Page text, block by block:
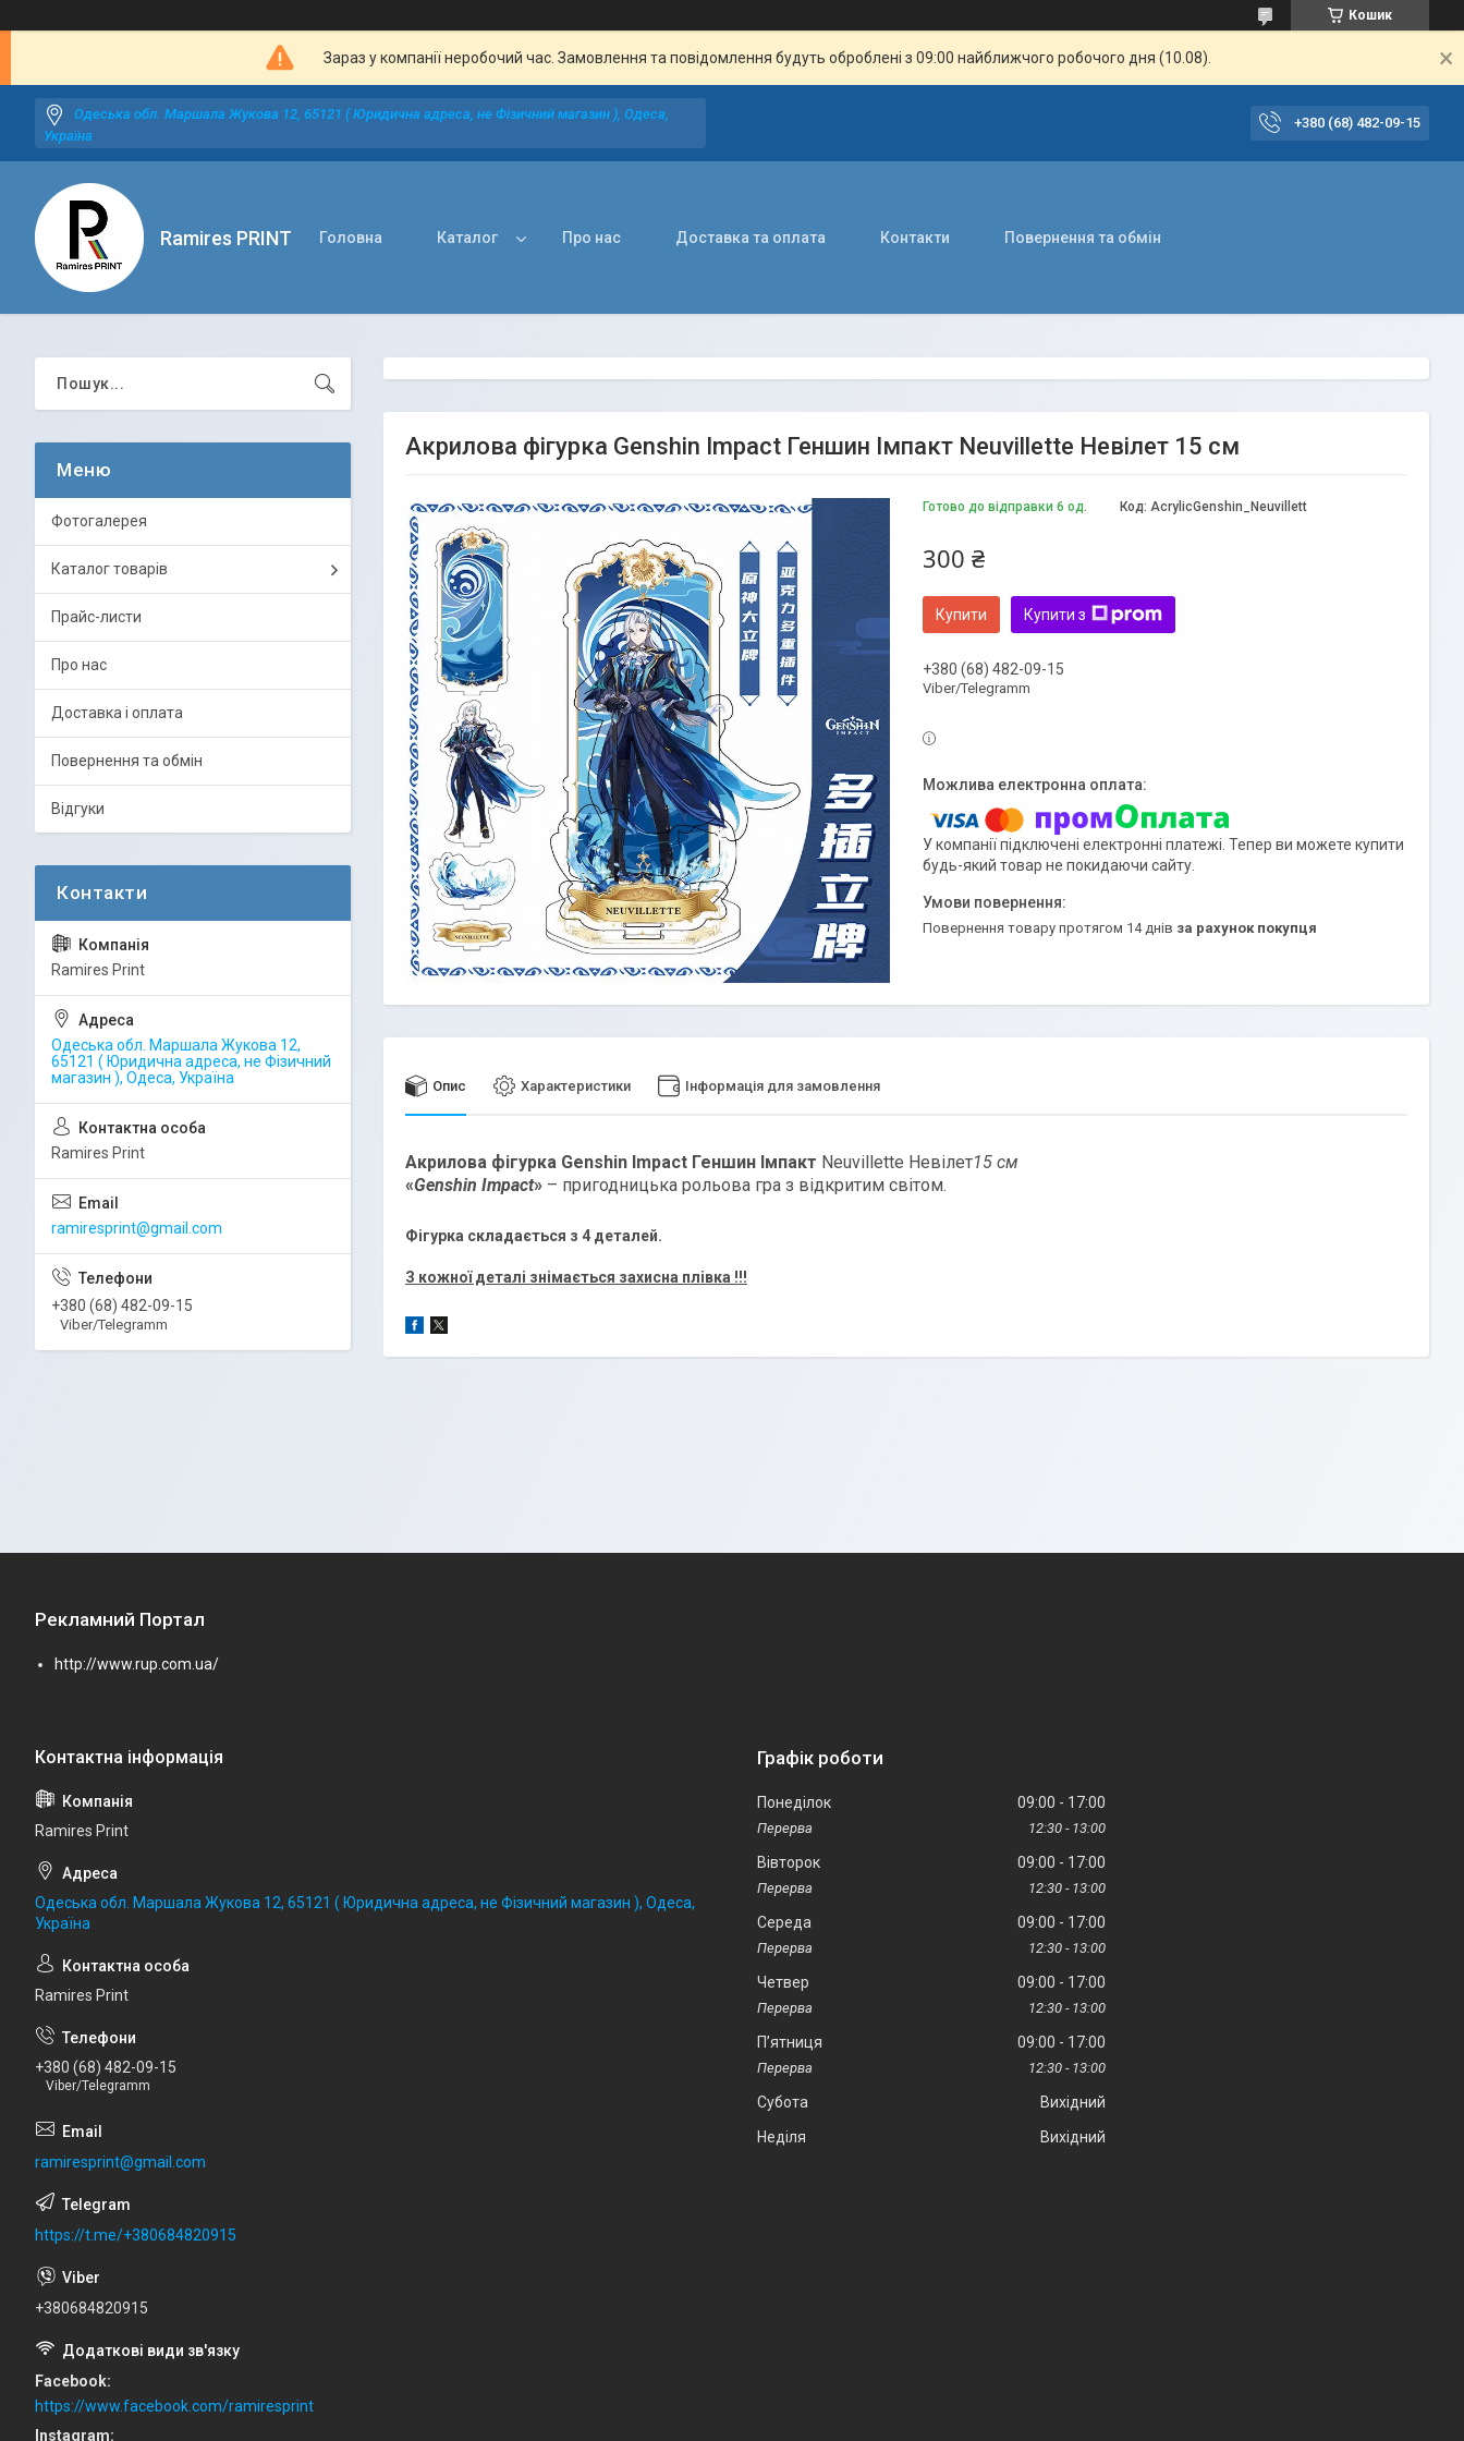
Кошик
Зараз у компанії неробочий час. Замовлення та повідомлення будуть оброблені з 09:00 найближчого робочого дня (10.08).
Одеська обл. Маршала Жукова 12, 65121 ( Юридична адреса, не Фізичний магазин ), Одеса,
Україна
+380 (68) 482-09-15
Ramires PRINT Головна Каталог Про нас Доставка та оплата Контакти Повернення та обмін
Акрилова фігурка Genshin Impact Геншин Імпакт Neuvillette Невілет 15 см
Готово до відправки 6 од. Код: AcrylicGenshin_Neuvillett
300 ₴
Купити Купити з
+380 (68) 482-09-15
Viber/Telegramm
У компанії підключені електронні платежі. Тепер ви можете купити
будь-який товар не покидаючи сайту.
повернення товару протягом 14 днів за рахунок покупця
Опис Характеристики Інформація для замовлення
Акрилова фігурка Genshin Impact Геншин Імпакт Neuvillette Невілет15 см
«Genshin Impact» – пригодницька рольова гра з відкритим світом.
Фігурка складається з 4 деталей.
З кожної деталі знімається захисна плівка !!!
Фотогалерея
Каталог товарів
Прайс-листи
Про нас
Доставка і оплата
Повернення та обмін
Відгуки
Ramires Print
Одеська обл. Маршала Жукова 12,
65121 ( Юридична адреса, не Фізичний
магазин ), Одеса, Україна
Ramires Print
ramiresprint@gmail.com
+380 (68) 482-09-15
Viber/Telegramm
Рекламний Портал
http://www.rup.com.ua/
Ramires Print
Одеська обл. Маршала Жукова 12, 65121 ( Юридична адреса, не Фізичний магазин ), Одеса,
Україна
Ramires Print
+380 (68) 482-09-15
Viber/Telegramm
ramiresprint@gmail.com
https://t.me/+380684820915
+380684820915
Facebook
https://www.facebook.com/ramiresprint
Instagram
Графік роботи
Понеділок 09:00 17:00
12:30 13:00
Вівторок 09:00 17:00
12:30 13:00
Середа 09:00 17:00
12:30 13:00
Четвер 09:00 17:00
12:30 13:00
Пʼятниця 09:00 17:00
12:30 13:00
Субота
Вихідний
Неділя
Вихідний